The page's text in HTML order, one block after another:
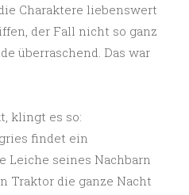
Charaktere liebenswert
der Fall nicht so ganz
überraschend. Das war
klingt es so:
findet ein
Leiche seines Nachbarn
Traktor die ganze Nacht